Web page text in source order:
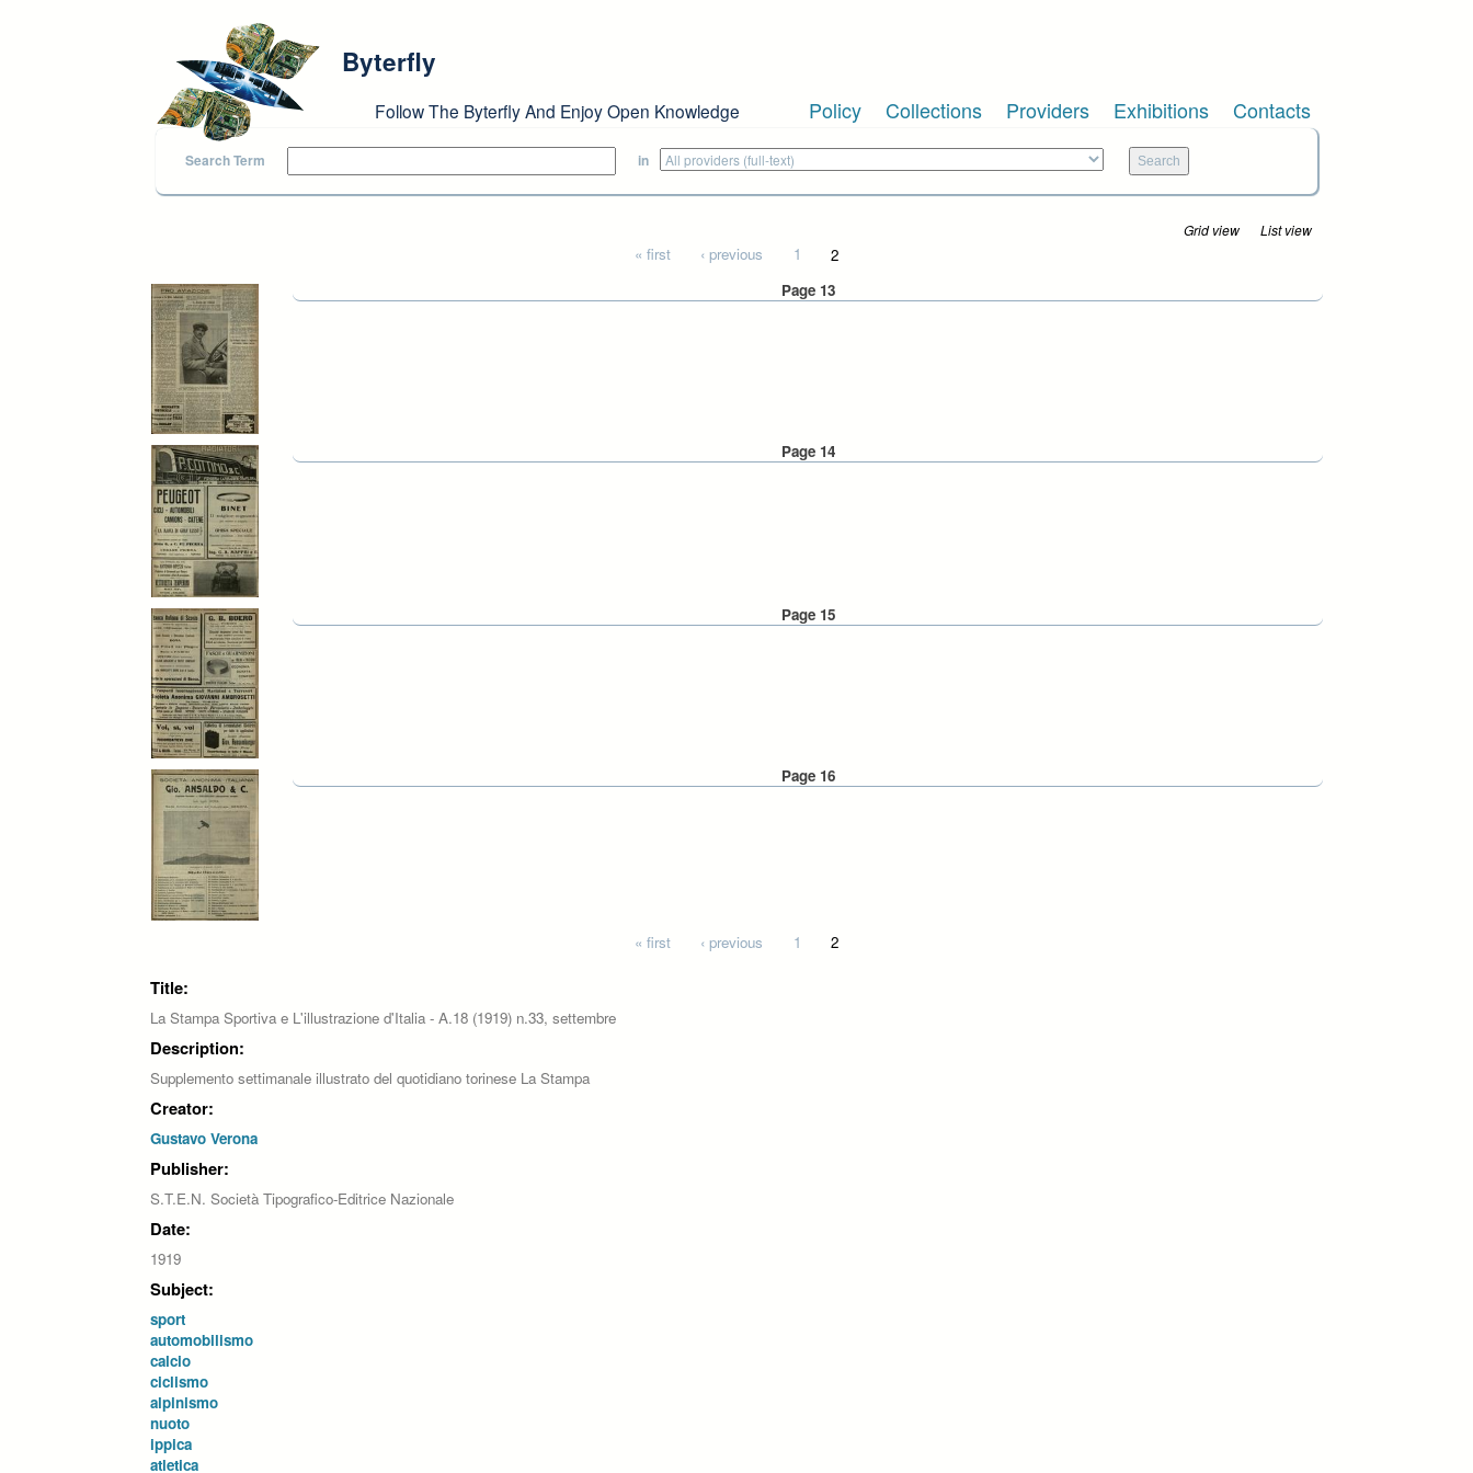
Byterfly
Follow The Byterfly And Enjoy Open Knowledge Policy Collections Providers Exhibitions Contacts
Search Term in
Grid view List view
« first ‹ previous 1
2
Page 13
Page 14
Page 15
Page 16
« first ‹ previous 1 2
Title:
La Stampa Sportiva e L'illustrazione d'Italia - A.18 (1919) n.33, settembre
Description:
Supplemento settimanale illustrato del quotidiano torinese La Stampa
Creator:
Gustavo Verona
Publisher:
S.T.E.N. Società Tipografico-Editrice Nazionale
Date:
1919
Subject:
sport
automobilismo
calcio
ciclismo
alpinismo
nuoto
ippica
atletica